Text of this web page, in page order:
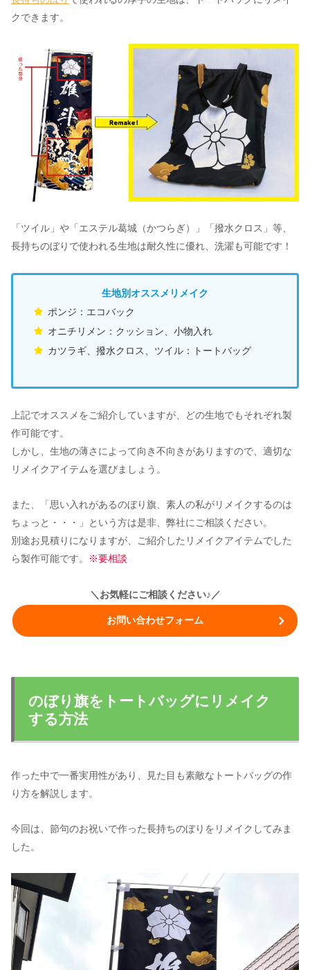
クできます。
「ツイル」や「エステル葛城（かつらぎ）」「撥水クロス」等、
長持ちのぼりで使われる生地は耐久性に優れ、洗濯も可能です！
生地別オススメリメイク
ポンジ：エコバック
オニチリメン：クッション、小物入れ
カツラギ、撥水クロス、ツイル：トートバッグ
上記でオススメをご紹介していますが、どの生地でもそれぞれ製
作可能です。
しかし、生地の薄さによって向き不向きがありますので、適切な
リメイクアイテムを選びましょう。
また、「思い入れがあるのぼり旗、素人の私がリメイクするのは
ちょっと・・・」という方は是非、弊社にご相談ください。
別途お見積りになりますが、ご紹介したリメイクアイテムでした
ら製作可能です。
※要相談
＼お気軽にご相談ください♪／
お問い合わせフォーム
のぼり旗をトートバッグにリメイク
する方法
作った中で一番実用性があり、見た目も素敵なトートバッグの作
り方を解説します。
今回は、節句のお祝いで作った長持ちのぼりをリメイクしてみま
した。